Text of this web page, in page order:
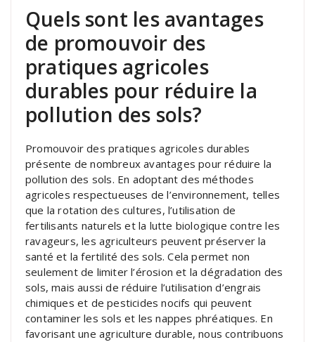
Quels sont les avantages
de promouvoir des
pratiques agricoles
durables pour réduire la
pollution des sols?
Promouvoir des pratiques agricoles durables
présente de nombreux avantages pour réduire la
pollution des sols. En adoptant des méthodes
agricoles respectueuses de l’environnement, telles
que la rotation des cultures, l’utilisation de
fertilisants naturels et la lutte biologique contre les
ravageurs, les agriculteurs peuvent préserver la
santé et la fertilité des sols. Cela permet non
seulement de limiter l’érosion et la dégradation des
sols, mais aussi de réduire l’utilisation d’engrais
chimiques et de pesticides nocifs qui peuvent
contaminer les sols et les nappes phréatiques. En
favorisant une agriculture durable, nous contribuons